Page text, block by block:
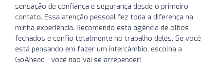
sensação de confiança e segurança desde o primeiro
contato. Essa atenção pessoal fez toda a diferença na
minha experiência. Recomendo esta agência de olhos
fechados e confio totalmente no trabalho deles. Se você
está pensando em fazer um intercâmbio, escolha a
GoAhead - você não vai se arrepender!